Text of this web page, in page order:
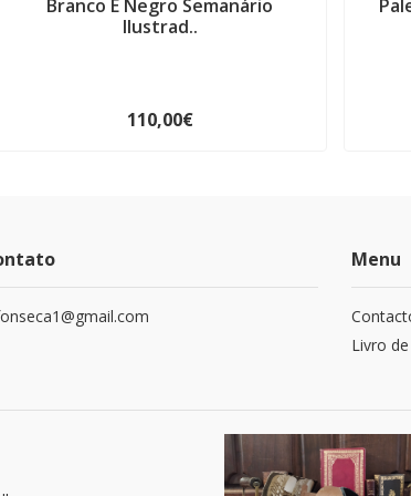
Branco E Negro Semanário
Ilustrad..
110,00€
Menu
Livro